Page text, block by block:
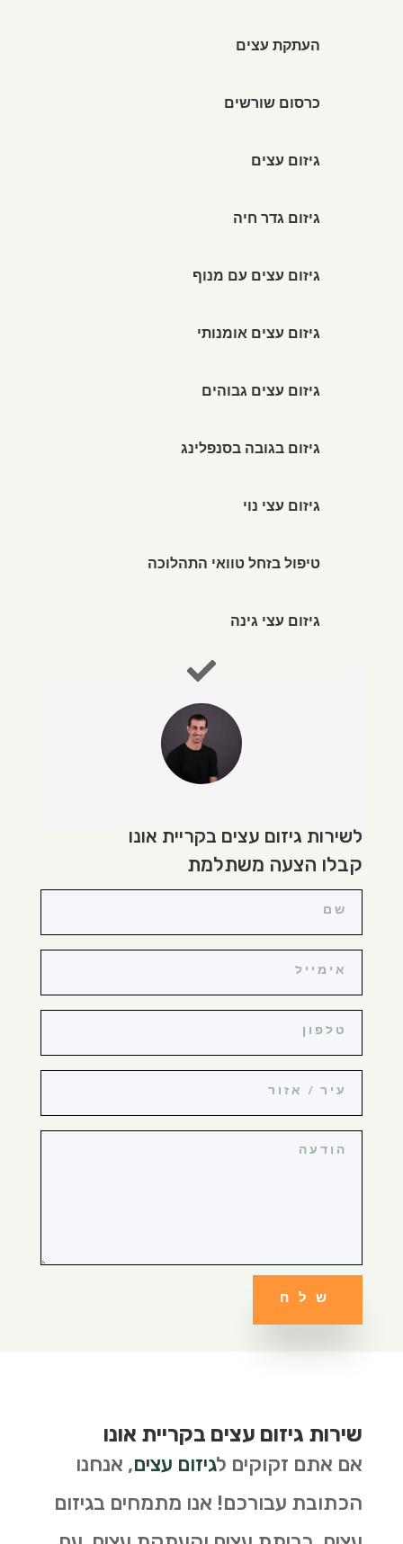
העתקת עצים
כרסום שורשים
גיזום עצים
גיזום גדר חיה
גיזום עצים עם מנוף
גיזום עצים אומנותי
גיזום עצים גבוהים
גיזום בגובה בסנפלינג
גיזום עצי נוי
טיפול בזחל טוואי התהלוכה
גיזום עצי גינה
לשירות גיזום עצים בקריית אונו
קבלו הצעה משתלמת
שלח
שירות גיזום עצים בקריית אונו
אם אתם זקוקים לגיזום עצים, אנחנו
הכתובת עבורכם! אנו מתמחים בגיזום